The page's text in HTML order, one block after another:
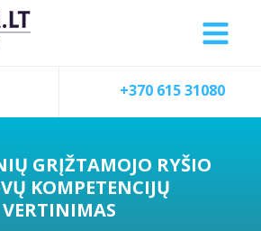
+370 615 31080
GRĮŽTAMOJO RYŠIO
KOMPETENCIJŲ
VERTINIMAS